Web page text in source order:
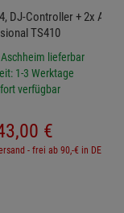
DJ-Controller + 2x Alto
TS410
lieferbar
1-3 Werktage
verfügbar
00 €
- frei ab 90,-€ in DE